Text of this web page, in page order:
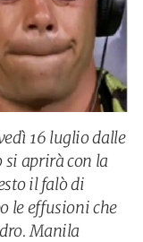
16 luglio dalle
si aprirà con la
il falò di
le effusioni che
Manila